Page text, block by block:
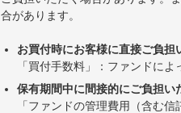
合があります。
お買付時にお客様に直接ご負担
「買付手数料」：ファンドに
保有期間中に間接的にご負担い
「ファンドの管理費用（含む